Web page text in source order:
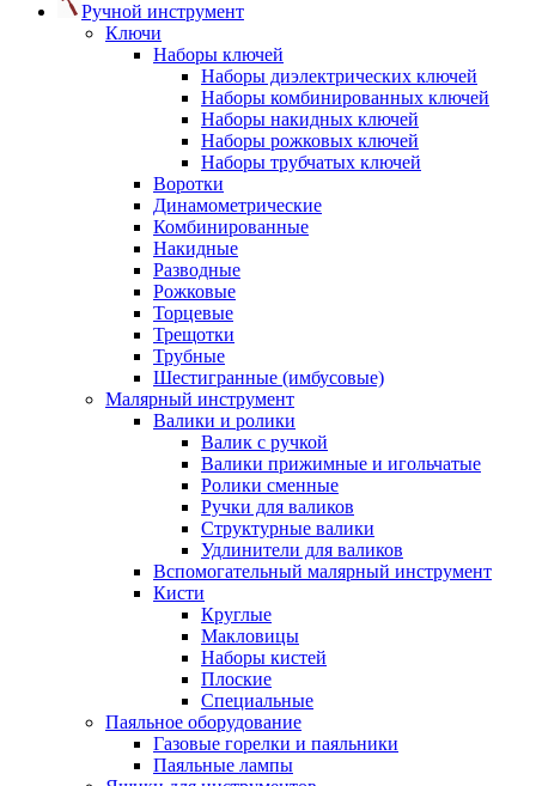
Ручной инструмент
Ключи
Наборы ключей
Наборы диэлектрических ключей
Наборы комбинированных ключей
Наборы накидных ключей
Наборы рожковых ключей
Наборы трубчатых ключей
Воротки
Динамометрические
Комбинированные
Накидные
Разводные
Рожковые
Торцевые
Трещотки
Трубные
Шестигранные (имбусовые)
Малярный инструмент
Валики и ролики
Валик с ручкой
Валики прижимные и игольчатые
Ролики сменные
Ручки для валиков
Структурные валики
Удлинители для валиков
Вспомогательный малярный инструмент
Кисти
Круглые
Макловицы
Наборы кистей
Плоские
Специальные
Паяльное оборудование
Газовые горелки и паяльники
Паяльные лампы